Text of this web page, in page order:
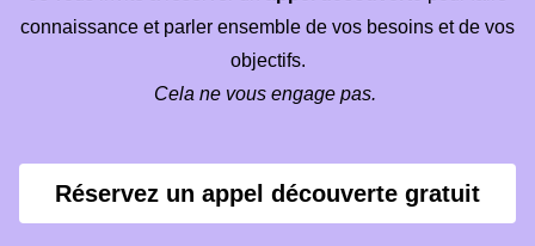
connaissance et parler ensemble de vos besoins et de vos
objectifs.
Cela ne vous engage pas.
Réservez un appel découverte gratuit